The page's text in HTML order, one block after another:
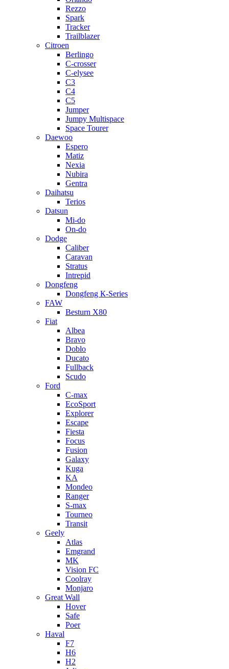
Rezzo
Spark
Tracker
Trailblazer
Citroen
Berlingo
C-crosser
C-elysee
C3
C4
C5
Jumper
Jumpy Multispace
Space Tourer
Daewoo
Espero
Matiz
Nexia
Nubira
Gentra
Daihatsu
Terios
Datsun
Mi-do
On-do
Dodge
Caliber
Caravan
Stratus
Intrepid
Dongfeng
Dongfeng К-Series
FAW
Besturn Х80
Fiat
Albea
Bravo
Doblo
Ducato
Fullback
Scudo
Ford
C-max
EcoSport
Explorer
Escape
Fiesta
Focus
Fusion
Galaxy
Kuga
KA
Mondeo
Ranger
S-max
Tourneo
Transit
Geely
Atlas
Emgrand
MK
Vision FC
Coolray
Monjaro
Great Wall
Hover
Safe
Poer
Haval
F7
H6
H2